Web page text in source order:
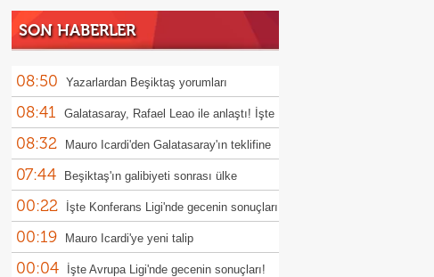
SON HABERLER
08:50 Yazarlardan Beşiktaş yorumları
08:41 Galatasaray, Rafael Leao ile anlaştı! İşte
masadaki rakam
08:32 Mauro Icardi'den Galatasaray'ın teklifine
ret!
07:44 Beşiktaş'ın galibiyeti sonrası ülke
puanında son durum
00:22 İşte Konferans Ligi'nde gecenin sonuçları
00:19 Mauro Icardi'ye yeni talip
00:04 İşte Avrupa Ligi'nde gecenin sonuçları!